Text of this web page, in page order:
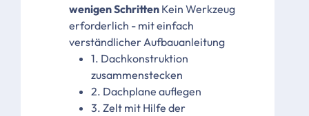
wenigen Schritten Kein Werkzeug
erforderlich - mit einfach
verständlicher Aufbauanleitung
1. Dachkonstruktion
zusammenstecken
2. Dachplane auflegen
3. Zelt mit Hilfe der